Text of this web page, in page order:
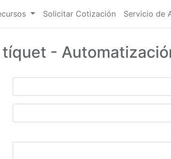
Solicitar Cotización Servicio de
tíquet -